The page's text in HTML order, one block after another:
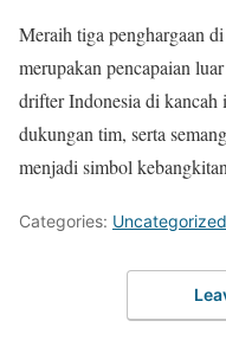
Meraih tiga penghargaan
merupakan pencapaian
drifter Indonesia di kancah
dukungan tim, serta
menjadi simbol
Categories: Uncategorized